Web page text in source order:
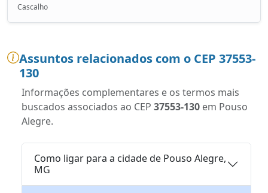
Cascalho
Assuntos relacionados com o CEP 37553-
130
Informações complementares e os termos mais
buscados associados ao CEP 37553-130 em Pouso
Alegre.
Como ligar para a cidade de Pouso Alegre,
MG